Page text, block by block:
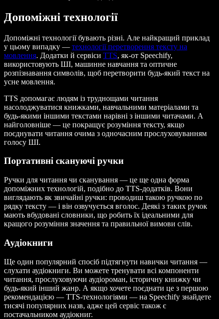
Допоміжні технології
Допоміжні технології бувають різні. Але найкращий приклад
у цьому випадку — технології перетворення тексту на
мовлення. Додатки й сервіси TTS, як-от Speechify,
використовують ШІ, машинне навчання та оптичне
розпізнавання символів, щоб перетворити будь-який текст на
усне мовлення.
TTS допомагає людям із труднощами читання
насолоджуватися книжками, навчальними матеріалами та
будь-якими іншими текстами нарівні з іншими читачами. А
найголовніше — це покращує розуміння тексту, якщо
поєднувати читання очима з одночасним прослуховуванням
голосу ШІ.
Портативні скануючі ручки
Ручки для читання чи сканування — це ще одна форма
допоміжних технологій, подібно до TTS-додатків. Вони
виглядають як звичайні ручки: проводиш такою ручкою по
рядку тексту — і він озвучується вголос. Деякі з таких ручок
мають вбудовані словники, що робить їх ідеальними для
кращого розуміння значення та правильної вимови слів.
Аудіокниги
Ще один популярний спосіб підтягнути навички читання —
слухати аудіокниги. Ви можете тренувати всі компоненти
читання, прослуховуючи аудіороман, історичну книжку чи
будь-який інший жанр. А якщо хочете поєднати це з першою
рекомендацією — TTS-технологіями — на Speechify знайдете
тисячі популярних назв, адже цей сервіс також є
постачальником аудіокниг.